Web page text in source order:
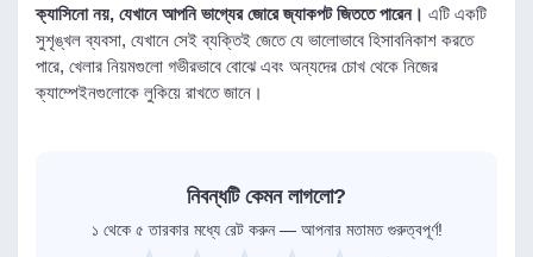
ক্যাসিনো নয়, যেখানে আপনি ভাগ্যের জোরে জ্যাকপট জিততে পারেন। এটি একটি
সুশৃঙ্খল ব্যবসা, যেখানে সেই ব্যক্তিই জেতে যে ভালোভাবে হিসাবনিকাশ করতে
পারে, খেলার নিয়মগুলো গভীরভাবে বোঝে এবং অন্যদের চোখ থেকে নিজের
ক্যাম্পেইনগুলোকে লুকিয়ে রাখতে জানে।
নিবন্ধটি কেমন লাগলো?
১ থেকে ৫ তারকার মধ্যে রেট করুন — আপনার মতামত গুরুত্বপূর্ণ!